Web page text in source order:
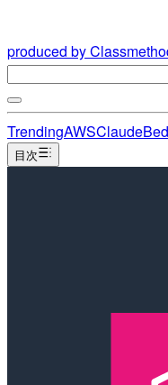
produced by
TrendingAWSClaude
目次